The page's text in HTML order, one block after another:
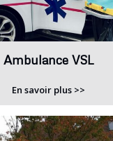
Ambulance VSL
En savoir plus >>